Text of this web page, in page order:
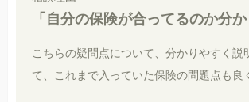
「自分の保険が合ってるのか分か
こちらの疑問点について、分かりやすく説
て、これまで入っていた保険の問題点も良